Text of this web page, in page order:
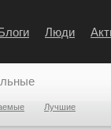
Люди
Лучшие